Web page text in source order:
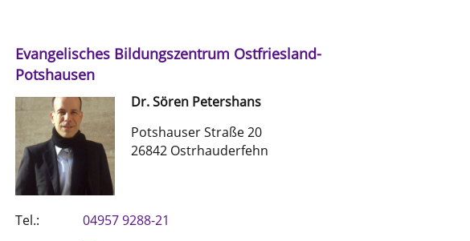
Evangelisches Bildungszentrum Ostfriesland-
Potshausen
Dr.Sören Petershans
Potshauser Straße 20
26842 Ostrhauderfehn
Tel.:
04957 9288-21